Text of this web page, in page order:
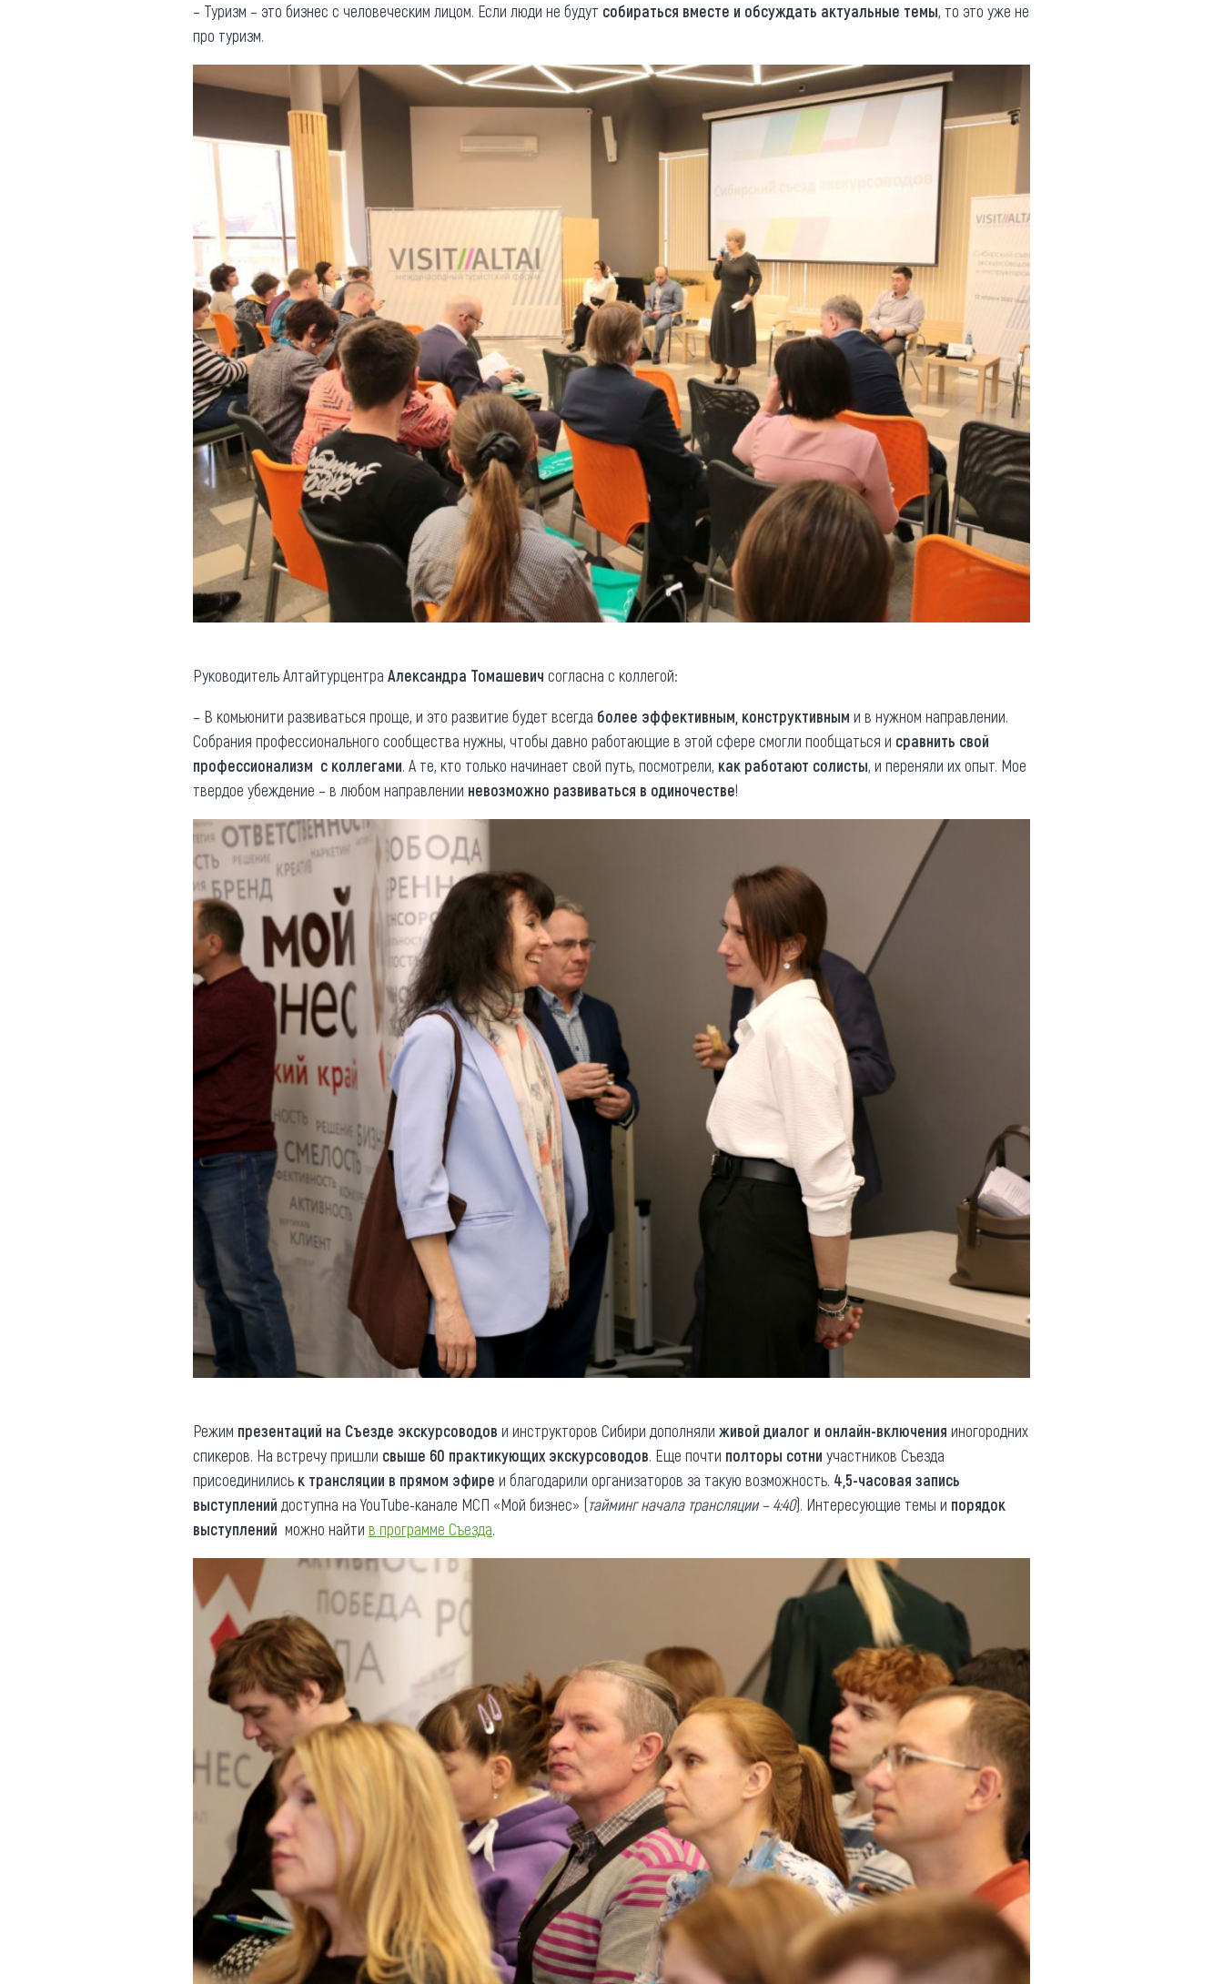
– Туризм – это бизнес с человеческим лицом. Если люди не будут собираться вместе и обсуждать актуальные темы, то это уже не
про туризм.
Руководитель Алтайтурцентра Александра Томашевич согласна с коллегой:
– В комьюнити развиваться проще, и это развитие будет всегда более эффективным, конструктивным и в нужном направлении.
Собрания профессионального сообщества нужны, чтобы давно работающие в этой сфере смогли пообщаться и сравнить свой
профессионализм с коллегами. А те, кто только начинает свой путь, посмотрели, как работают солисты, и переняли их опыт. Мое
твердое убеждение – в любом направлении невозможно развиваться в одиночестве!
Режим презентаций на Съезде экскурсоводов и инструкторов Сибири дополняли живой диалог и онлайн-включения иногородних
спикеров. На встречу пришли свыше 60 практикующих экскурсоводов. Еще почти полторы сотни участников Съезда
присоединились к трансляции в прямом эфире и благодарили организаторов за такую возможность. 4,5-часовая запись
выступлений доступна на YouTube-канале МСП «Мой бизнес» (тайминг начала трансляции – 4:40). Интересующие темы и порядок
выступлений можно найти в программе Съезда.